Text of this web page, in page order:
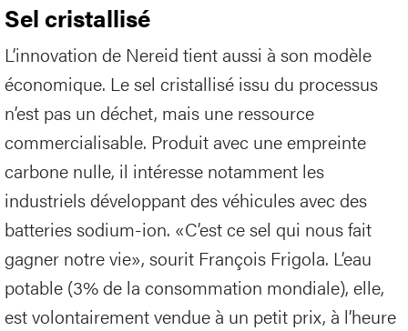
Sel cristallisé
L’innovation de Nereid tient aussi à son modèle
économique. Le sel cristallisé issu du processus
n’est pas un déchet, mais une ressource
commercialisable. Produit avec une empreinte
carbone nulle, il intéresse notamment les
industriels développant des véhicules avec des
batteries sodium-ion. «C’est ce sel qui nous fait
gagner notre vie», sourit François Frigola. L’eau
potable (3% de la consommation mondiale), elle,
est volontairement vendue à un petit prix, à l’heure